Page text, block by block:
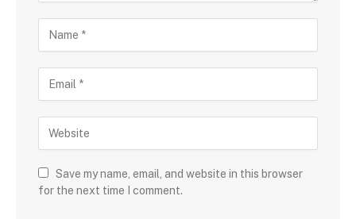
Save my name, email, and website in this browser
for the next time I comment.